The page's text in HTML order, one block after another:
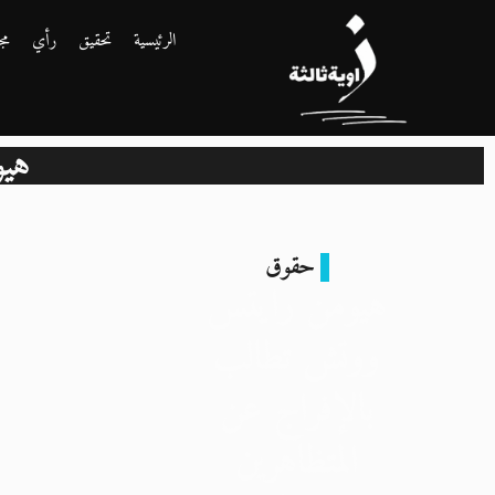
الرئيسية تحقيق رأي
حقوق